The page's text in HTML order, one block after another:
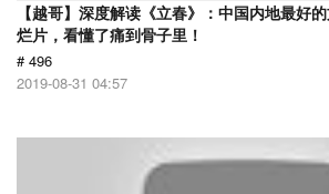
【越哥】深度解读《立春》：中国内地最好
烂片，看懂了痛到骨子里！
# 496
2019-08-31 04:57